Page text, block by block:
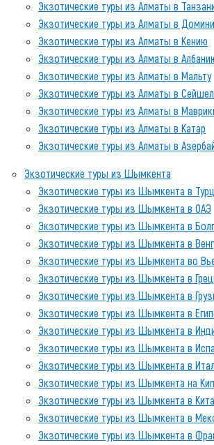
Экзотические туры из Алматы в
Экзотические туры из Алматы в
Экзотические туры из Алматы в Кению
Экзотические туры из Алматы в
Экзотические туры из Алматы в Мальту
Экзотические туры из Алматы в
Экзотические туры из Алматы в
Экзотические туры из Алматы в Катар
Экзотические туры из Алматы в
Экзотические туры из Шымкента
Экзотические туры из Шымкента в
Экзотические туры из Шымкента в ОАЭ
Экзотические туры из Шымкента в
Экзотические туры из Шымкента в
Экзотические туры из Шымкента во
Экзотические туры из Шымкента в
Экзотические туры из Шымкента в
Экзотические туры из Шымкента в
Экзотические туры из Шымкента в
Экзотические туры из Шымкента в
Экзотические туры из Шымкента в
Экзотические туры из Шымкента на
Экзотические туры из Шымкента в
Экзотические туры из Шымкента в
Экзотические туры из Шымкента в